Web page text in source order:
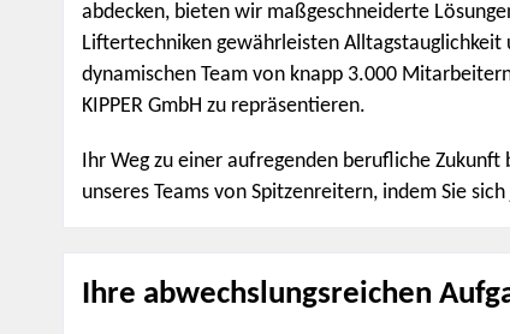
abdecken, bieten wir maßgeschneiderte
Liftertechniken gewährleisten
dynamischen Team von knapp 3.000
KIPPER GmbH zu repräsentieren.
Ihr Weg zu einer aufregenden berufliche
unseres Teams von Spitzenreitern, indem Sie
Ihre abwechslungsreichen